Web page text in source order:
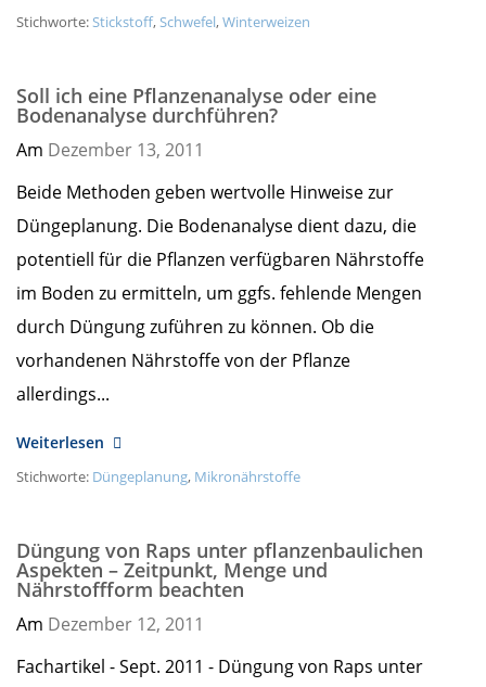
Stichworte:Stickstoff,Schwefel,Winterweizen
Soll ich eine Pflanzenanalyse oder eine
Bodenanalyse durchführen?
Am Dezember 13, 2011
Beide Methoden geben wertvolle Hinweise zur
Düngeplanung. Die Bodenanalyse dient dazu, die
potentiell für die Pflanzen verfügbaren Nährstoffe
im Boden zu ermitteln, um ggfs. fehlende Mengen
durch Düngung zuführen zu können. Ob die
vorhandenen Nährstoffe von der Pflanze
allerdings...
Weiterlesen
Stichworte: Düngeplanung, Mikronährstoffe
Düngung von Raps unter pflanzenbaulichen
Aspekten – Zeitpunkt, Menge und
Nährstoffform beachten
Am Dezember 12, 2011
Fachartikel - Sept. 2011 - Düngung von Raps unter